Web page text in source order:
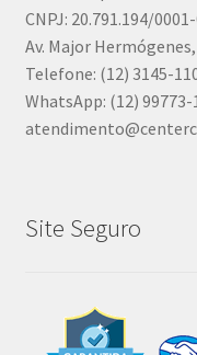
CNPJ: 20.791.194/
Av. Major
Telefone: (12) 3145-
WhatsApp: (12) 99773-
Site Seguro